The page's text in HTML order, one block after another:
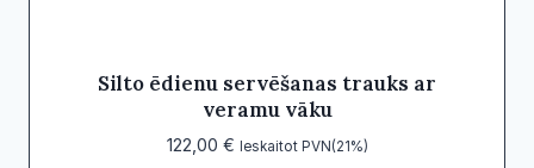
Silto ēdienu servēšanas trauks ar
veramu vāku
122,00 € Ieskaitot PVN(21%)